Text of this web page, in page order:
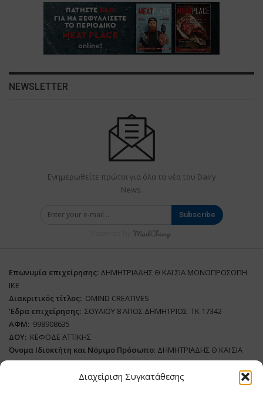
Διαχείριση Συγκατάθεσης
NEWSLETTER
Ενημερωθείτε πρώτοι για όλα τα νέα του Dairy
News.
Subscribe
Επωνυμία επιχείρησης: ΔΗΜΗΤΡΙΑΔΗΣ Θ ΚΑΙ ΣΙΑ ΜΟΝΟΠΡΟΣΩΠΗ
ΙΚΕ
Διακριτικός τίτλος: ΟΜΙΝD CREATIVES
‘Eδρα επιχείρησης: ΣΟΥΛΙΟΥ 8 ΑΓΙΟΣ ΔΗΜΗΤΡΙΟΣ ΤΚ 17342
ΑΦΜ: 998908635
ΔΟΥ: ΚΕΦΟΔΕ ΑΤΤΙΚΗΣ
Όνομα Ιδιοκτήτη και Νόμιμο Πρόσωπο: ΔΗΜΗΤΡΙΑΔΗΣ Θ ΚΑΙ ΣΙΑ
ΜΟΝΟΠΡΟΣΩΠΗ ΙΚΕ